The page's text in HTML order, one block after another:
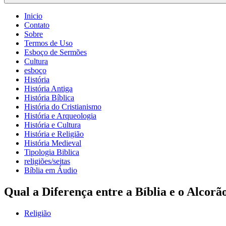
Inicio
Contato
Sobre
Termos de Uso
Esboço de Sermões
Cultura
esboço
História
História Antiga
História Bíblica
História do Cristianismo
História e Arqueologia
História e Cultura
História e Religião
História Medieval
Tipologia Biblica
religiões/seitas
Bíblia em Áudio
Qual a Diferença entre a Bíblia e o
Religião